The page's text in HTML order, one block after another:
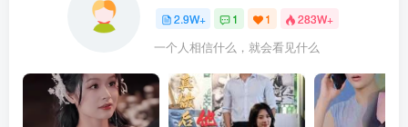
2.9W+ 1 1 283W+
一个人相信什么，就会看见什么